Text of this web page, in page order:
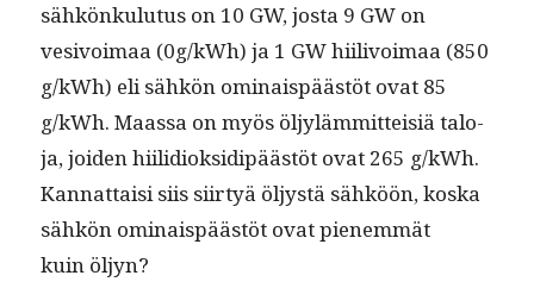
sähkönku­lu­tus on 10 GW, jos­ta 9 GW on
vesivoimaa (0g/kWh) ja 1 GW hiilivoimaa (850
g/kWh) eli sähkön omi­nais­päästöt ovat 85
g/kWh. Maas­sa on myös öljyläm­mit­teisiä talo­
ja, joiden hiilid­iok­sidipäästöt ovat 265 g/kWh.
Kan­nat­taisi siis siir­tyä öljys­tä sähköön, kos­ka
sähkön omi­nais­päästöt ovat pienem­mät
kuin öljyn?